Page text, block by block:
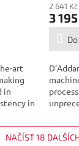
art
in
in
2 641
3
NAČÍST 18